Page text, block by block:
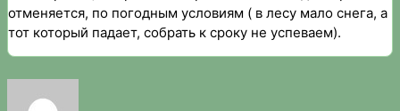
отменяется, по погодным условиям ( в лесу мало снега, а
тот который падает, собрать к сроку не успеваем).